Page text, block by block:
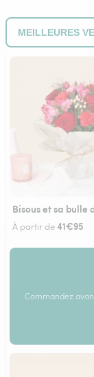
Bisous et sa bulle
À partir de41€95
Commandez